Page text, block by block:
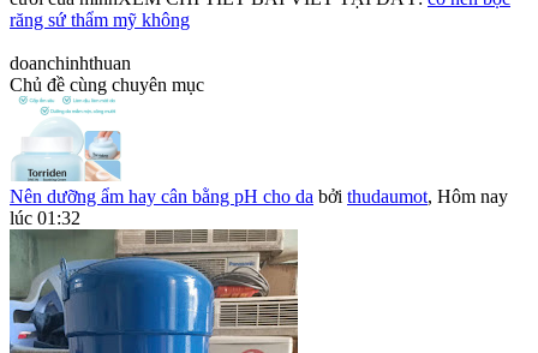
răng sứ thẩm mỹ không
doanchinhthuan
Chủ đề cùng chuyên mục
Nên dưỡng ẩm hay cân bằng pH cho da bởi thudaumot, Hôm nay
lúc 01:32